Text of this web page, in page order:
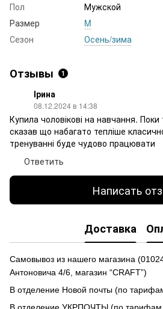
Пол
Мужской
Размер
M
Сезон
Осень/зима
Отзывы 1
Ірина
08.12.2024 в 14:38
Купила чоловікові на навчання. Поки
сказав що набагато тепліше
тренуванні буде чудово працювати
Ответить
Написать
Доставка
Самовывоз из нашего магазина (
Антоновича 4/6, магазин “CRAFT”)
В отделение Новой почты (по